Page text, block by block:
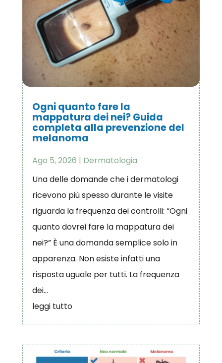
Ogni quanto fare la
mappatura dei nei? Guida
completa alla prevenzione del
melanoma
Ago 5, 2026 | Dermatologia
Una delle domande che i dermatologi
ricevono più spesso durante le visite
riguarda la frequenza dei controlli: “Ogni
quanto dovrei fare la mappatura dei
nei?” È una domanda semplice solo in
apparenza. Non esiste infatti una
risposta uguale per tutti. La frequenza
dei...
leggi tutto